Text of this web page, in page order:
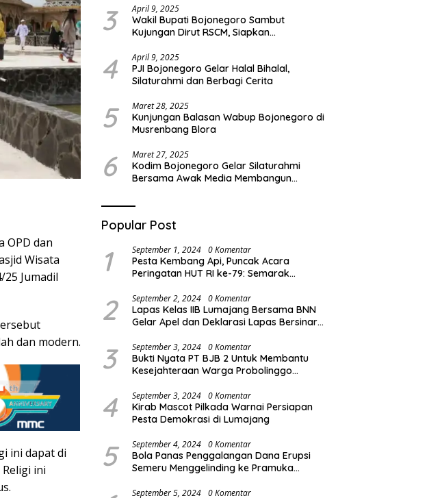
OPD dan
Wisata
Jumadil
dan modern.
ini dapat di
ini
3 April 9, 2025
Wakil Bupati Bojonegoro Sambut
Kujungan Dirut RSCM, Siapkan
Pelayanan Kesehatan Terbaik
4 April 9, 2025
PJI Bojonegoro Gelar Halal Bihalal,
Silaturahmi dan Berbagi Cerita
5 Maret 28, 2025
Kunjungan Balasan Wabup Bojonegoro di
Musrenbang Blora
6 Maret 27, 2025
Kodim Bojonegoro Gelar Silaturahmi
Bersama Awak Media Membangun
Popular Post
1 September 1, 2024 0 Komentar
Pesta Kembang Api, Puncak Acara
Peringatan HUT RI ke-79: Semarak
2 September 2, 2024 0 Komentar
Lapas Kelas IIB Lumajang Bersama BNN
Gelar Apel dan Deklarasi Lapas Bersinar
3 September 3, 2024 0 Komentar
Bukti Nyata PT BJB 2 Untuk Membantu
Kesejahteraan Warga Probolinggo
4 September 3, 2024 0 Komentar
Kirab Mascot Pilkada Warnai Persiapan
Pesta Demokrasi di Lumajang
5 September 4, 2024 0 Komentar
Bola Panas Penggalangan Dana Erupsi
Semeru Menggelinding ke Pramuka
September 5, 2024 0 Komentar